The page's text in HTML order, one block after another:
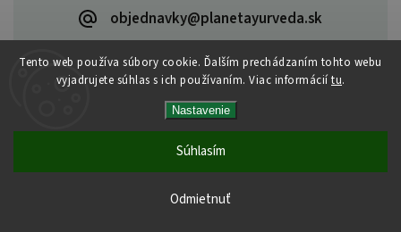
Tento web používa súbory cookie. Ďalším prechádzaním tohto webu
vyjadrujete súhlas s ich používaním. Viac informácií tu.
Nastavenie
Odmietnuť
Súhlasím
objednavky@planetayurveda.sk
PlanetAyurveda. Všetky práva vyhradené.
Upraviť nastavenie cookies
| Design Shoptak.cz